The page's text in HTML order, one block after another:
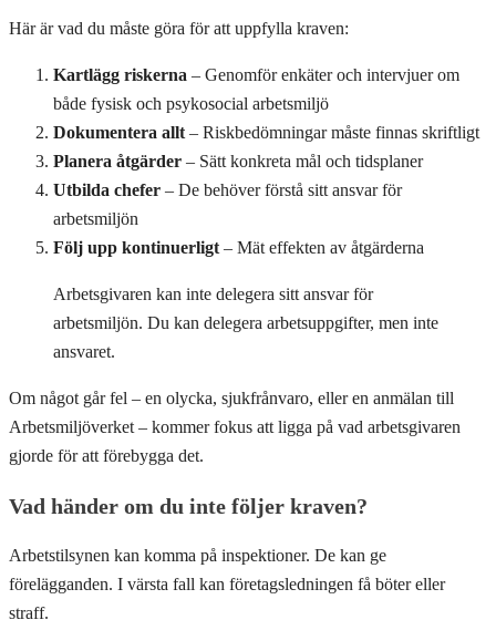
Här är vad du måste göra för att uppfylla kraven:
Kartlägg riskerna – Genomför enkäter och intervjuer om
både fysisk och psykosocial arbetsmiljö
Dokumentera allt – Riskbedömningar måste finnas skriftligt
Planera åtgärder – Sätt konkreta mål och tidsplaner
Utbilda chefer – De behöver förstå sitt ansvar för
arbetsmiljön
Följ upp kontinuerligt – Mät effekten av åtgärderna
Arbetsgivaren kan inte delegera sitt ansvar för
arbetsmiljön. Du kan delegera arbetsuppgifter, men inte
ansvaret.
Om något går fel – en olycka, sjukfrånvaro, eller en anmälan till
Arbetsmiljöverket – kommer fokus att ligga på vad arbetsgivaren
gjorde för att förebygga det.
Vad händer om du inte följer kraven?
Arbetstilsynen kan komma på inspektioner. De kan ge
förelägganden. I värsta fall kan företagsledningen få böter eller
straff.